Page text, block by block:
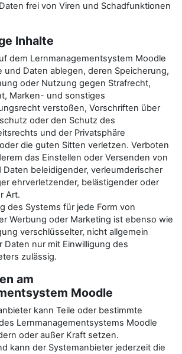
frei von Viren und Schadfunktionen
Inhalte
dem Lernmanagementsystem Moodle
und Daten ablegen, deren Speicherung,
oder Nutzung gegen Strafrecht,
Marken- und sonstiges
verstoßen, Vorschriften über
oder den Schutz des
und der Privatsphäre
die guten Sitten verletzen. Verboten
das Einstellen oder Versenden von
Daten beleidigender, verleumderischer
ehrverletzender, belästigender oder
Art.
des Systems für jede Form von
Werbung oder Marketing ist ebenso wie
verschlüsselter, nicht allgemein
Daten nur mit Einwilligung des
zulässig.
am
Moodle
kann Teile oder bestimmte
Lernmanagementsystems Moodle
oder außer Kraft setzen.
kann der Systemanbieter jederzeit die